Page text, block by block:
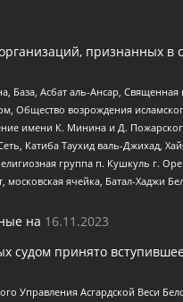
признанных в
Асбат аль-Ансар,
Общество возрождения
имени К. Минина и Д.
Катиба Таухид валь-Джихад,
группа п. Кушкуль г.
ячейка, Батал-
на 16.11.2023
принято
Управления Асгардской Веси